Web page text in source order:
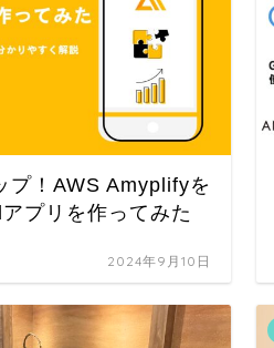
プ！AWS Amyplifyを
プリを作ってみた
2024年9月10日